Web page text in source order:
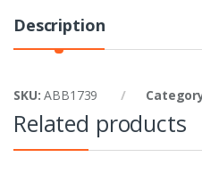
Description
SKU:ABB1739
Related products